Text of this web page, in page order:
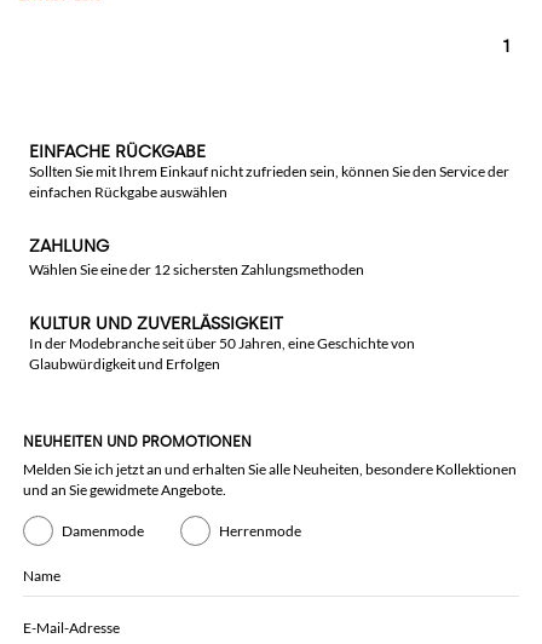
1
EINFACHE RÜCKGABE
Sollten Sie mit Ihrem Einkauf nicht zufrieden sein, können Sie den Service der
einfachen Rückgabe auswählen
ZAHLUNG
Wählen Sie eine der 12 sichersten Zahlungsmethoden
KULTUR UND ZUVERLÄSSIGKEIT
In der Modebranche seit über 50 Jahren, eine Geschichte von
Glaubwürdigkeit und Erfolgen
NEUHEITEN UND PROMOTIONEN
Melden Sie ich jetzt an und erhalten Sie alle Neuheiten, besondere Kollektionen
und an Sie gewidmete Angebote.
Damenmode Herrenmode
Name
E-Mail-Adresse